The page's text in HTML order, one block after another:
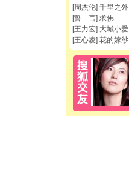
[周杰伦] 千里之外
[誓 言] 求佛
[王力宏] 大城小爱
[王心凌] 花的嫁纱